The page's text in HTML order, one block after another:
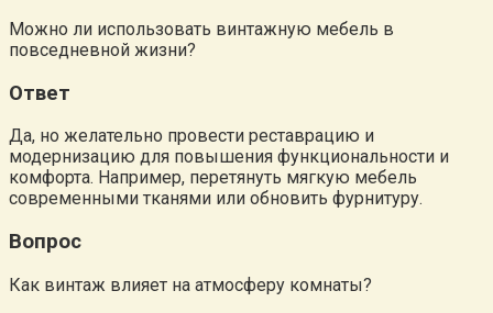
Можно ли использовать винтажную мебель в
повседневной жизни?
Ответ
Да, но желательно провести реставрацию и
модернизацию для повышения функциональности и
комфорта. Например, перетянуть мягкую мебель
современными тканями или обновить фурнитуру.
Вопрос
Как винтаж влияет на атмосферу комнаты?